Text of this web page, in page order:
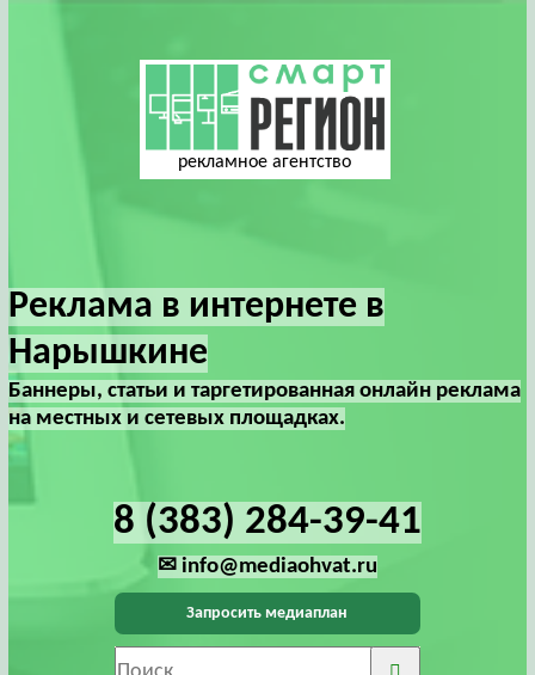
рекламное агентство
Реклама в интернете в
Нарышкине
Баннеры, статьи и таргетированная онлайн реклама
на местных и сетевых площадках.
8 (383) 284-39-41
✉ info@mediaohvat.ru
Запросить медиаплан